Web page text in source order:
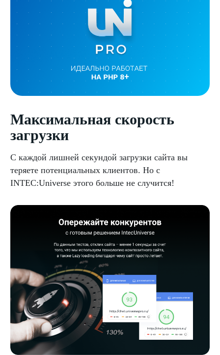
Максимальная скорость
загрузки
С каждой лишней секундой загрузки сайта вы
теряете потенциальных клиентов. Но с
INTEC:Universe этого больше не случится!